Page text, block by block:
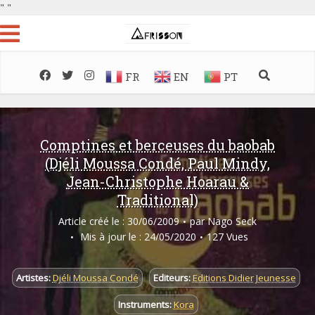
" "
FR EN PT
Comptines et berceuses du baobab
(Djéli Moussa Condé, Paul Mindy,
Jean-Christophe Hoarau &
Traditional)
Article créé le : 30/06/2009 par Nago Seck
Mis à jour le : 24/05/2020
127 Vues
Artistes:Djéli Moussa Condé Editeurs:Editions Didier Jeunesse
Instruments:Kora